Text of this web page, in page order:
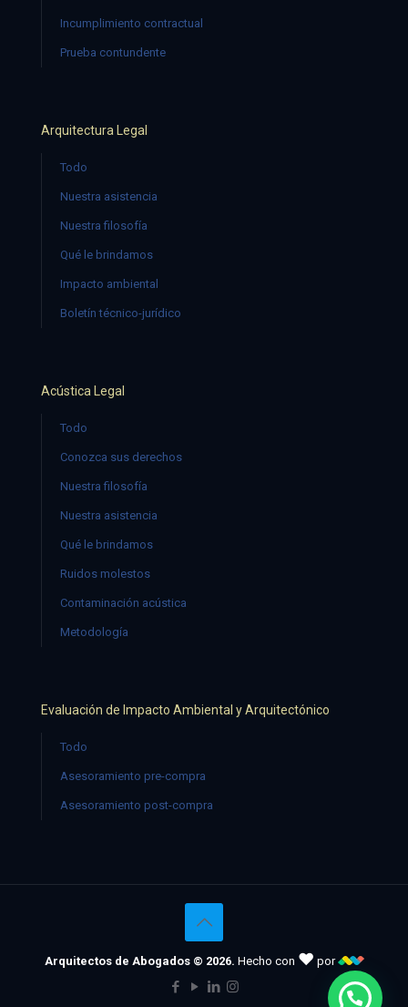
Incumplimiento contractual
Prueba contundente
Arquitectura Legal
Todo
Nuestra asistencia
Nuestra filosofía
Qué le brindamos
Impacto ambiental
Boletín técnico-jurídico
Acústica Legal
Todo
Conozca sus derechos
Nuestra filosofía
Nuestra asistencia
Qué le brindamos
Ruidos molestos
Contaminación acústica
Metodología
Evaluación de Impacto Ambiental y Arquitectónico
Todo
Asesoramiento pre-compra
Asesoramiento post-compra
Arquitectos de Abogados © 2026. Hecho con ♥ por